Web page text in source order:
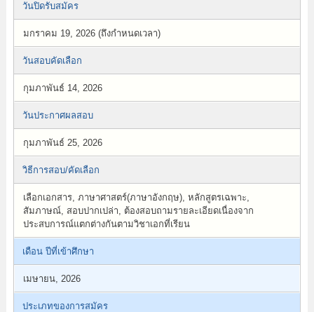
วันปิดรับสมัคร
มกราคม 19, 2026 (ถึงกำหนดเวลา)
วันสอบคัดเลือก
กุมภาพันธ์ 14, 2026
วันประกาศผลสอบ
กุมภาพันธ์ 25, 2026
วิธีการสอบ/คัดเลือก
เลือกเอกสาร, ภาษาศาสตร์(ภาษาอังกฤษ), หลักสูตรเฉพาะ,
สัมภาษณ์, สอบปากเปล่า, ต้องสอบถามรายละเอียดเนื่องจาก
ประสบการณ์แตกต่างกันตามวิชาเอกที่เรียน
เดือน ปีที่เข้าศึกษา
เมษายน, 2026
ประเภทของการสมัคร